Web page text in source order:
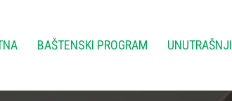
BAŠTENSKI PROGRAM